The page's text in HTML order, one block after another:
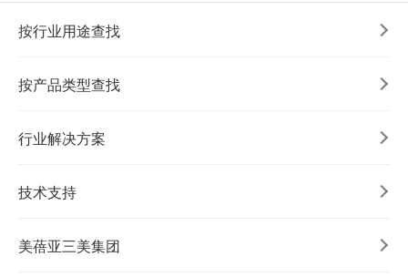
按行业用途查找
按产品类型查找
行业解决方案
技术支持
美蓓亚三美集团